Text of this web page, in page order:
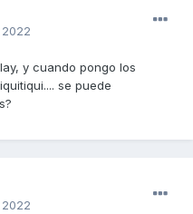
y cuando pongo los
se puede